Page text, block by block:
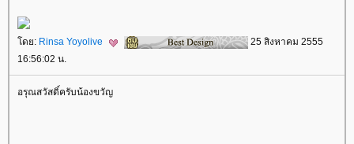
ดย: Rinsa Yoyolive
25 สิงหาคม 2555
16:56:02 น.
อรุณสวัสดิ์ครับน้องขวัญ